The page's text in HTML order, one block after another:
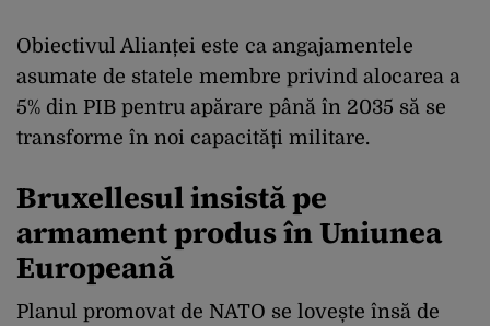
Obiectivul Alianței este ca angajamentele
asumate de statele membre privind alocarea a
5% din PIB pentru apărare până în 2035 să se
transforme în noi capacități militare.
Bruxellesul insistă pe
armament produs în Uniunea
Europeană
Planul promovat de NATO se lovește însă de